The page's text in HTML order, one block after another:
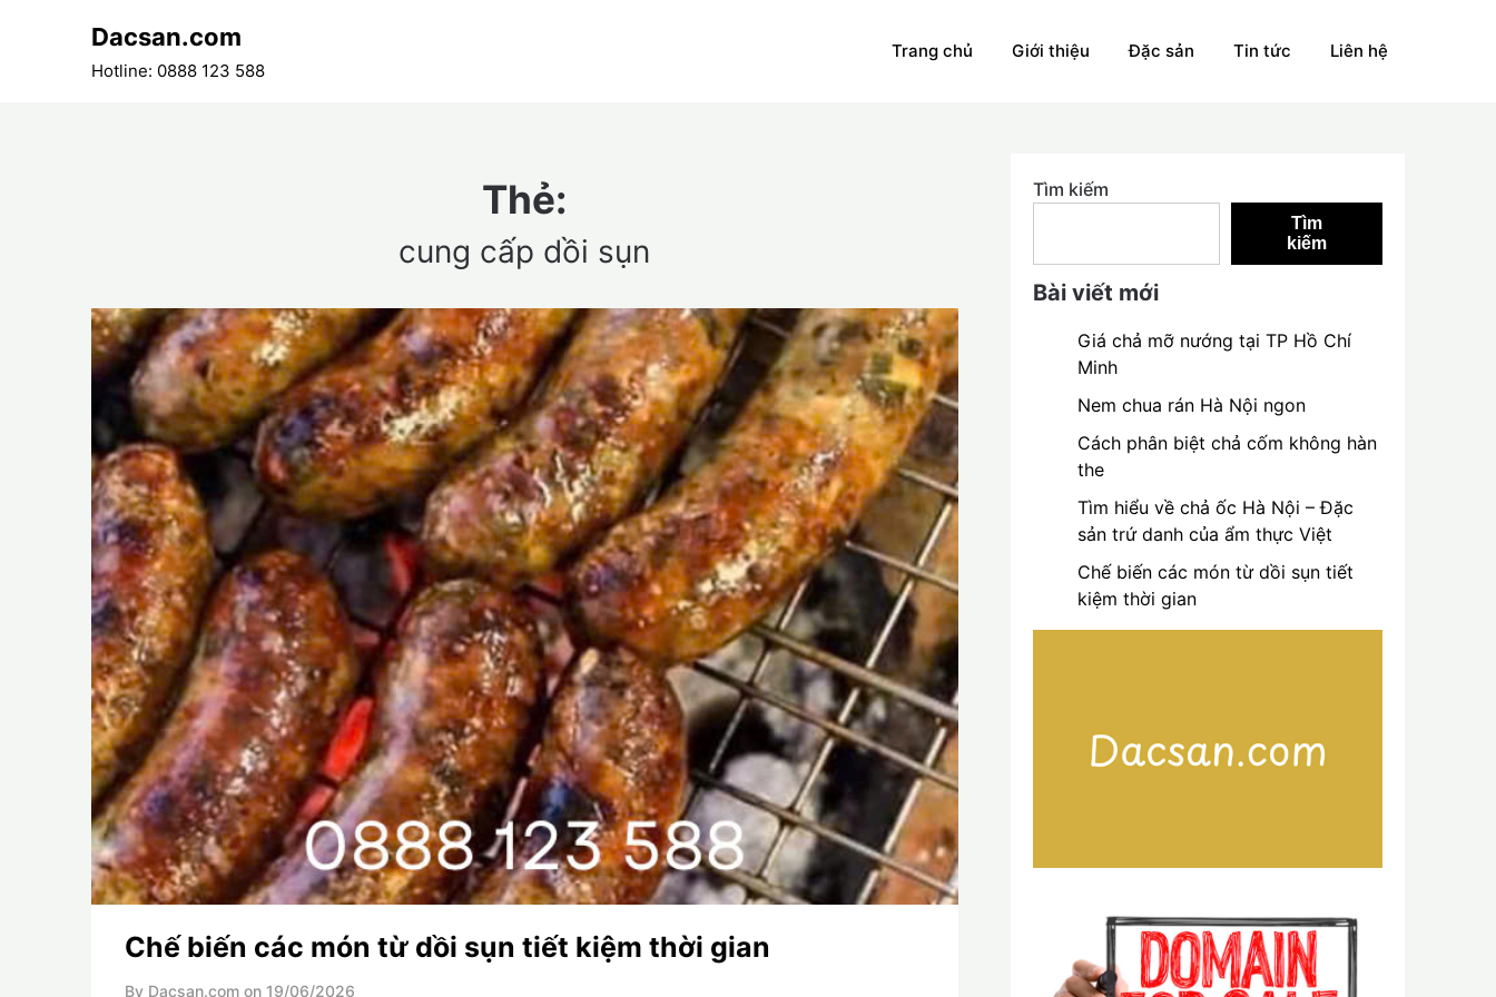
Dacsan.com
Hotline: 0888 123 588
Trang chủ Giới thiệu Đặc sản Tin tức Liên hệ
Thẻ:
cung cấp dồi sụn
Chế biến các món từ dồi sụn tiết kiệm thời gian
By Dacsan.com on 19/06/2026
Tìm kiếm
Tìm
kiếm
Bài viết mới
Giá chả mỡ nướng tại TP Hồ Chí
Minh
Nem chua rán Hà Nội ngon
Cách phân biệt chả cốm không hàn
the
Tìm hiểu về chả ốc Hà Nội – Đặc
sản trứ danh của ẩm thực Việt
Chế biến các món từ dồi sụn tiết
kiệm thời gian